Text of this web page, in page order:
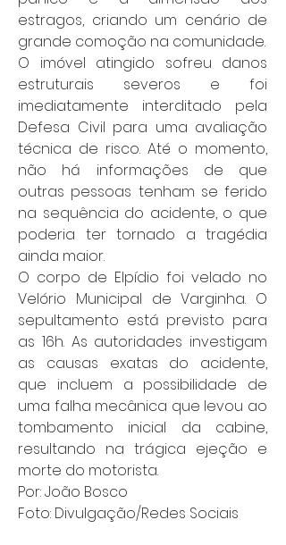
estragos, criando um cenário de
grande comoção na comunidade.
O imóvel atingido sofreu danos
estruturais severos e foi
imediatamente interditado pela
Defesa Civil para uma avaliação
técnica de risco. Até o momento,
não há informações de que
outras pessoas tenham se ferido
na sequência do acidente, o que
poderia ter tornado a tragédia
ainda maior.
O corpo de Elpídio foi velado no
Velório Municipal de Varginha. O
sepultamento está previsto para
as 16h. As autoridades investigam
as causas exatas do acidente,
que incluem a possibilidade de
uma falha mecânica que levou ao
tombamento inicial da cabine,
resultando na trágica ejeção e
morte do motorista.
Por: João Bosco
Foto: Divulgação/Redes Sociais